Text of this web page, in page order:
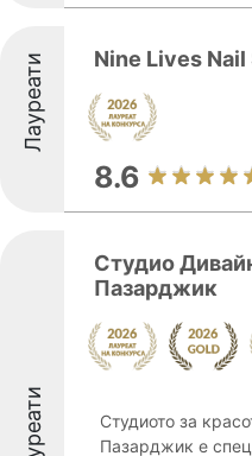
Лауреати Nine Lives Nail
8.6
Лауреати
Студио
Пазарджик
Студиото за
Пазарджик е